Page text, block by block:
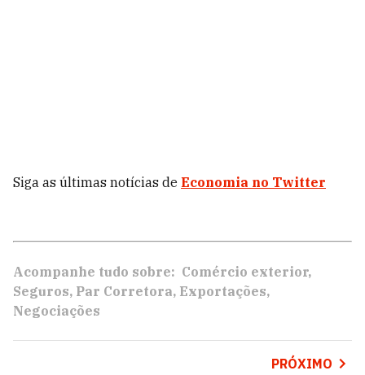
Siga as últimas notícias de Economia no Twitter
Acompanhe tudo sobre: Comércio exterior
Seguros Par Corretora Exportações
Negociações
PRÓXIMO